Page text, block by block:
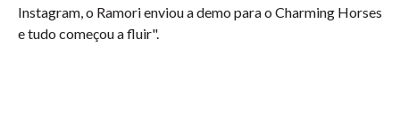
Instagram, o Ramori enviou a demo para o Charming Horses
e tudo começou a fluir".